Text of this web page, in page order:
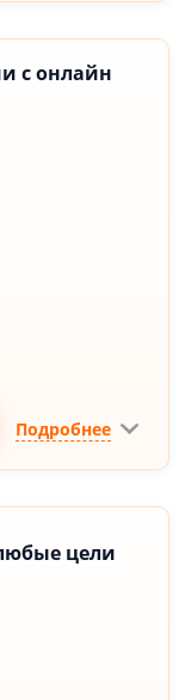
с онлайн
Подробнее
цели